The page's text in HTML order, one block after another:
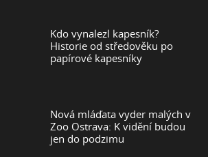
Kdo vynalezl kapesník?
Historie od středověku po
papírové kapesníky
Nová mláďata vyder malých v
Zoo Ostrava: K vidění budou
jen do podzimu